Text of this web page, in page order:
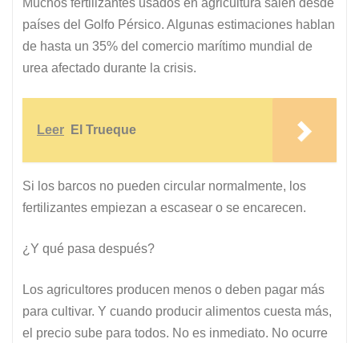
Muchos fertilizantes usados en agricultura salen desde
países del Golfo Pérsico. Algunas estimaciones hablan
de hasta un 35% del comercio marítimo mundial de
urea afectado durante la crisis.
Leer El Trueque
Si los barcos no pueden circular normalmente, los
fertilizantes empiezan a escasear o se encarecen.
¿Y qué pasa después?
Los agricultores producen menos o deben pagar más
para cultivar. Y cuando producir alimentos cuesta más,
el precio sube para todos. No es inmediato. No ocurre